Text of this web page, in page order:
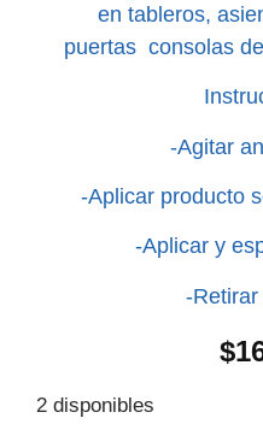
en tableros,
puertas consolas
-Agitar
-Aplicar producto
-Aplicar y
-
$
2 disponibles